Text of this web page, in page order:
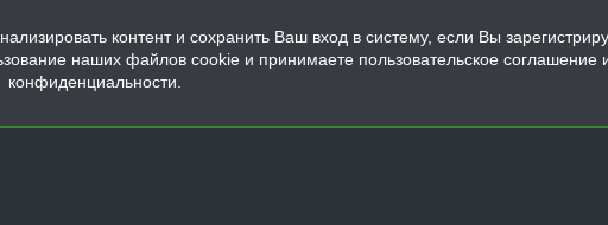
контент и сохранить Ваш вход в систему, если Вы
наших файлов cookie и принимаете пользовательское соглашение
конфиденциальности.